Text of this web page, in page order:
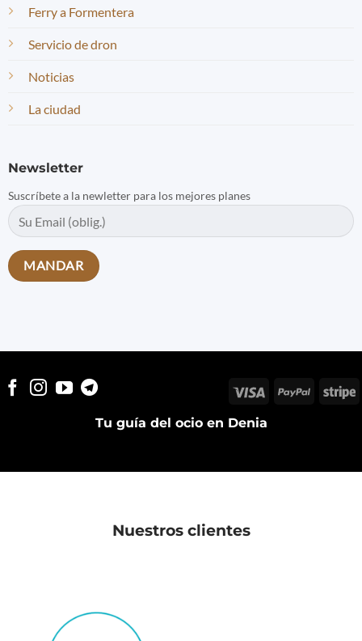
Ferry a Formentera
Servicio de dron
Noticias
La ciudad
Newsletter
Suscríbete a la newletter para los mejores planes
Tu guía del ocio en Denia
Visa PayPal
Nuestros clientes